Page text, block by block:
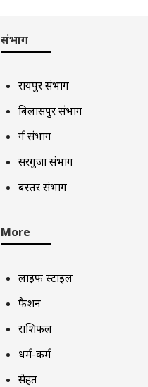
संभाग
रायपुर संभाग
बिलासपुर संभाग
दुर्ग संभाग
सरगुजा संभाग
बस्तर संभाग
More
लाइफ स्टाइल
फैशन
राशिफल
धर्म-कर्म
सेहत